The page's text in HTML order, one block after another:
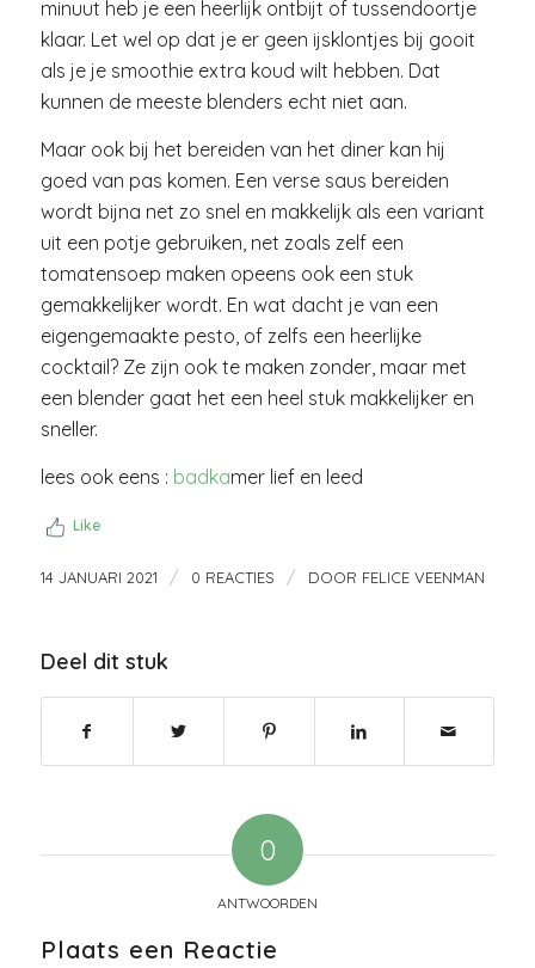
minuut heb je een heerlijk ontbijt of tussendoortje
klaar. Let wel op dat je er geen ijsklontjes bij gooit
als je je smoothie extra koud wilt hebben. Dat
kunnen de meeste blenders echt niet aan.
Maar ook bij het bereiden van het diner kan hij
goed van pas komen. Een verse saus bereiden
wordt bijna net zo snel en makkelijk als een variant
uit een potje gebruiken, net zoals zelf een
tomatensoep maken opeens ook een stuk
gemakkelijker wordt. En wat dacht je van een
eigengemaakte pesto, of zelfs een heerlijke
cocktail? Ze zijn ook te maken zonder, maar met
een blender gaat het een heel stuk makkelijker en
sneller.
lees ook eens : badkamer lief en leed
Like
14 JANUARI 2021 / 0 REACTIES / DOOR FELICE VEENMAN
Deel dit stuk
0
ANTWOORDEN
Plaats een Reactie